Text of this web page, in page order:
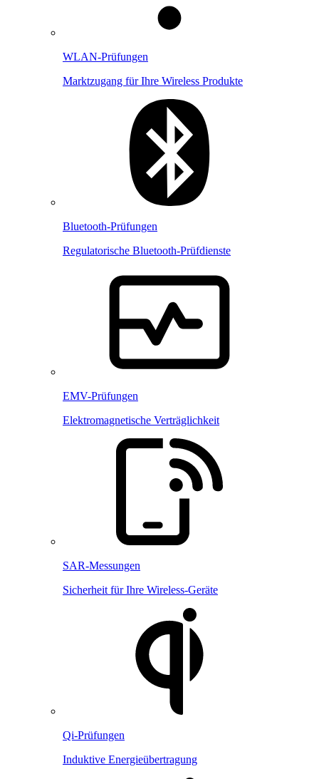
WLAN-Prüfungen
Marktzugang für Ihre Wireless Produkte
Bluetooth-Prüfungen
Regulatorische Bluetooth-Prüfdienste
EMV-Prüfungen
Elektromagnetische Verträglichkeit
SAR-Messungen
Sicherheit für Ihre Wireless-Geräte
Qi-Prüfungen
Induktive Energieübertragung